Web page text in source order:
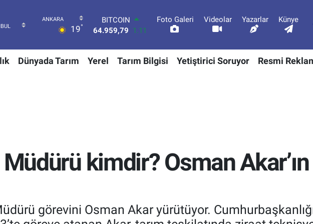
19°
DOLAR
47,7436
0.18
55,2510 0.32
STERLİN
Foto Galeri Videolar Yazarlar Künye
Dünyada Tarım Yerel Tarım Bilgisi Yetiştirici Soruyor Resmi
kimdir? Osman Akar’ın
görevini Osman Akar yürütüyor.